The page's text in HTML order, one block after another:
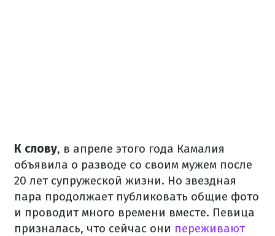
К слову, в апреле этого года Камалия
объявила о разводе со своим мужем после
20 лет супружеской жизни. Но звездная
пара продолжает публиковать общие фото
и проводит много времени вместе. Певица
призналась, что сейчас они переживают